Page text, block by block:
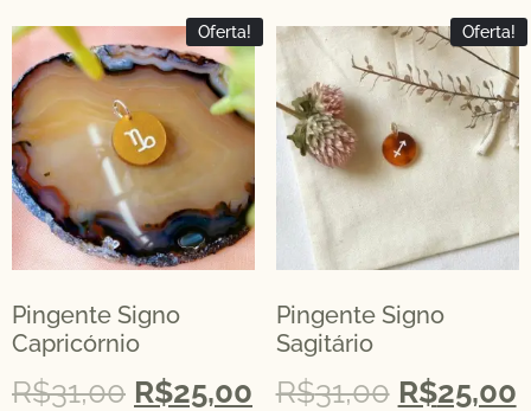
Oferta!
Pingente Signo
Capricórnio
R$31,00 R$25,00
Oferta!
Pingente Signo
Sagitário
R$31,00 R$25,00